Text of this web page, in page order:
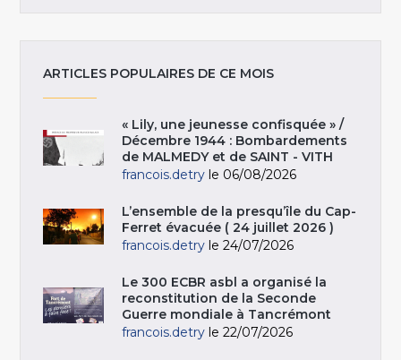
ARTICLES POPULAIRES DE CE MOIS
« Lily, une jeunesse confisquée » /
Décembre 1944 : Bombardements
de MALMEDY et de SAINT - VITH
francois.detry le 06/08/2026
L’ensemble de la presqu’île du Cap-
Ferret évacuée ( 24 juillet 2026 )
francois.detry le 24/07/2026
Le 300 ECBR asbl a organisé la
reconstitution de la Seconde
Guerre mondiale à Tancrémont
francois.detry le 22/07/2026